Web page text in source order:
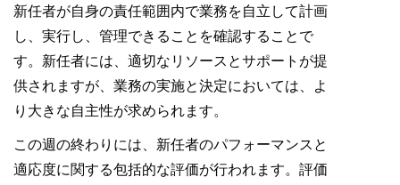
新任者が自身の責任範囲内で業務を自立して計画
し、実行し、管理できることを確認することで
す。新任者には、適切なリソースとサポートが提
供されますが、業務の実施と決定においては、よ
り大きな自主性が求められます。
この週の終わりには、新任者のパフォーマンスと
適応度に関する包括的な評価が行われます。評価